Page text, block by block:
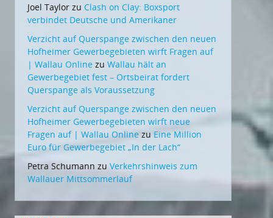
Joel Taylor zu Clash on Clay: Boxsport
verbindet Deutsche und Amerikaner
Verzicht auf Querspange zwischen den neuen
Hofheimer Gewerbegebieten wirft Fragen auf
| Wallau Online zu Wallau hält an
Gewerbegebiet fest – Ortsbeirat fordert
Querspange als Voraussetzung
Verzicht auf Querspange zwischen den neuen
Hofheimer Gewerbegebieten wirft neue
Fragen auf | Wallau Online zu Eine Million
Euro für Gewerbegebiet „In der Lach“
Petra Schumann zu Verkehrshinweis zum
Wallauer Mittsommerlauf